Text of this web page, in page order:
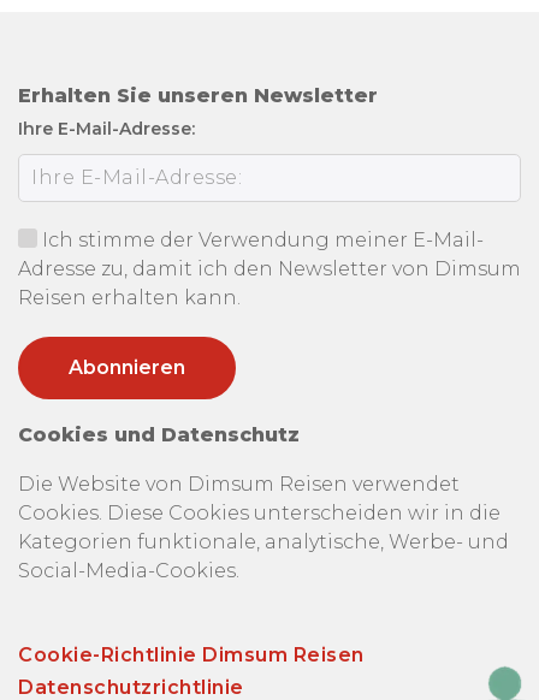
Erhalten Sie unseren Newsletter
Ihre E-Mail-Adresse:
Ich stimme der Verwendung meiner E-Mail-
Adresse zu, damit ich den Newsletter von Dimsum
Reisen erhalten kann.
Cookies und Datenschutz
Die Website von Dimsum Reisen verwendet
Cookies. Diese Cookies unterscheiden wir in die
Kategorien funktionale, analytische, Werbe- und
Social-Media-Cookies.
Cookie-Richtlinie Dimsum Reisen
Datenschutzrichtlinie